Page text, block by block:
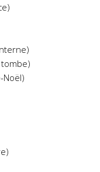
Noël)